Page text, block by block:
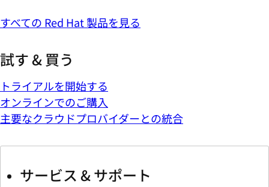
すべての Red Hat 製品を見る
試す & 買う
トライアルを開始する
オンラインでのご購入
主要なクラウドプロバイダーとの統合
サービス & サポート